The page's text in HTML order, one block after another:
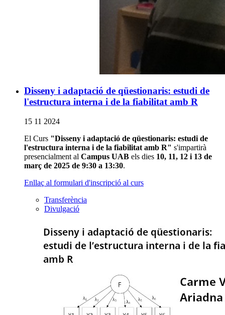
Disseny i adaptació de qüestionaris: estudi de
l'estructura interna i de la fiabilitat amb R
15 11 2024
El Curs "Disseny i adaptació de qüestionaris: estudi de
l'estructura interna i de la fiabilitat amb R" s'impartirà
presencialment al Campus UAB els dies 10, 11, 12 i 13 de
març de 2025 de 9:30 a 13:30.
Enllaç al formulari d'inscripció al curs
Transferència
Divulgació